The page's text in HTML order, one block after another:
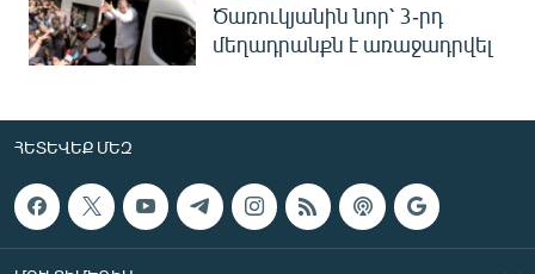
Ծառուկյանին նոր՝ 3-րդ
մեղադրանքն է առաջադրվել
ՀԵՏԵՎԵՔ ՄԵԶ